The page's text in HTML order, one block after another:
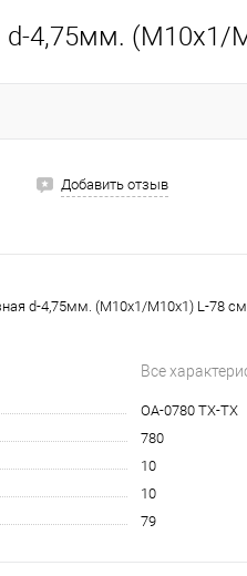
d-4,75мм.
Добавить отзыв
d-4,75мм. (М10х1/М10х1) L-78
Все
OA-0780 TX-TX
780
10
10
79